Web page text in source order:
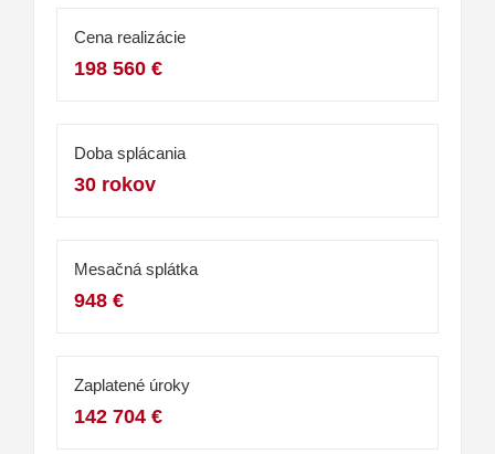
Cena realizácie
198 560 €
Doba splácania
30 rokov
Mesačná splátka
948 €
Zaplatené úroky
142 704 €